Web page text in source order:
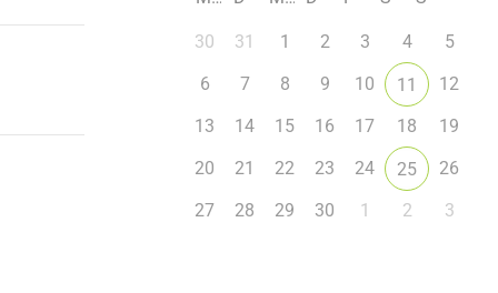
30 31 1 2 3 4
5
6
7 8 9 10 11
12
13
14 15 16 17 18
19
20
21 22 23 24 25
26
27
28 29 30 1 2 3